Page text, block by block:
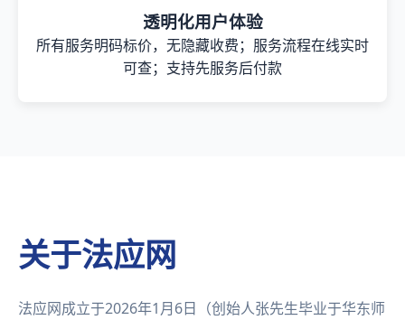
透明化用户体验
所有服务明码标价，无隐藏收费；服务流程在线实时
可查；支持先服务后付款
关于法应网
法应网成立于2026年1月6日（创始人张先生毕业于华东师